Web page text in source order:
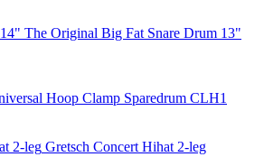
Big Fat Snare Drum 13"
Sparedrum CLH1
Gretsch Concert Hihat 2-leg